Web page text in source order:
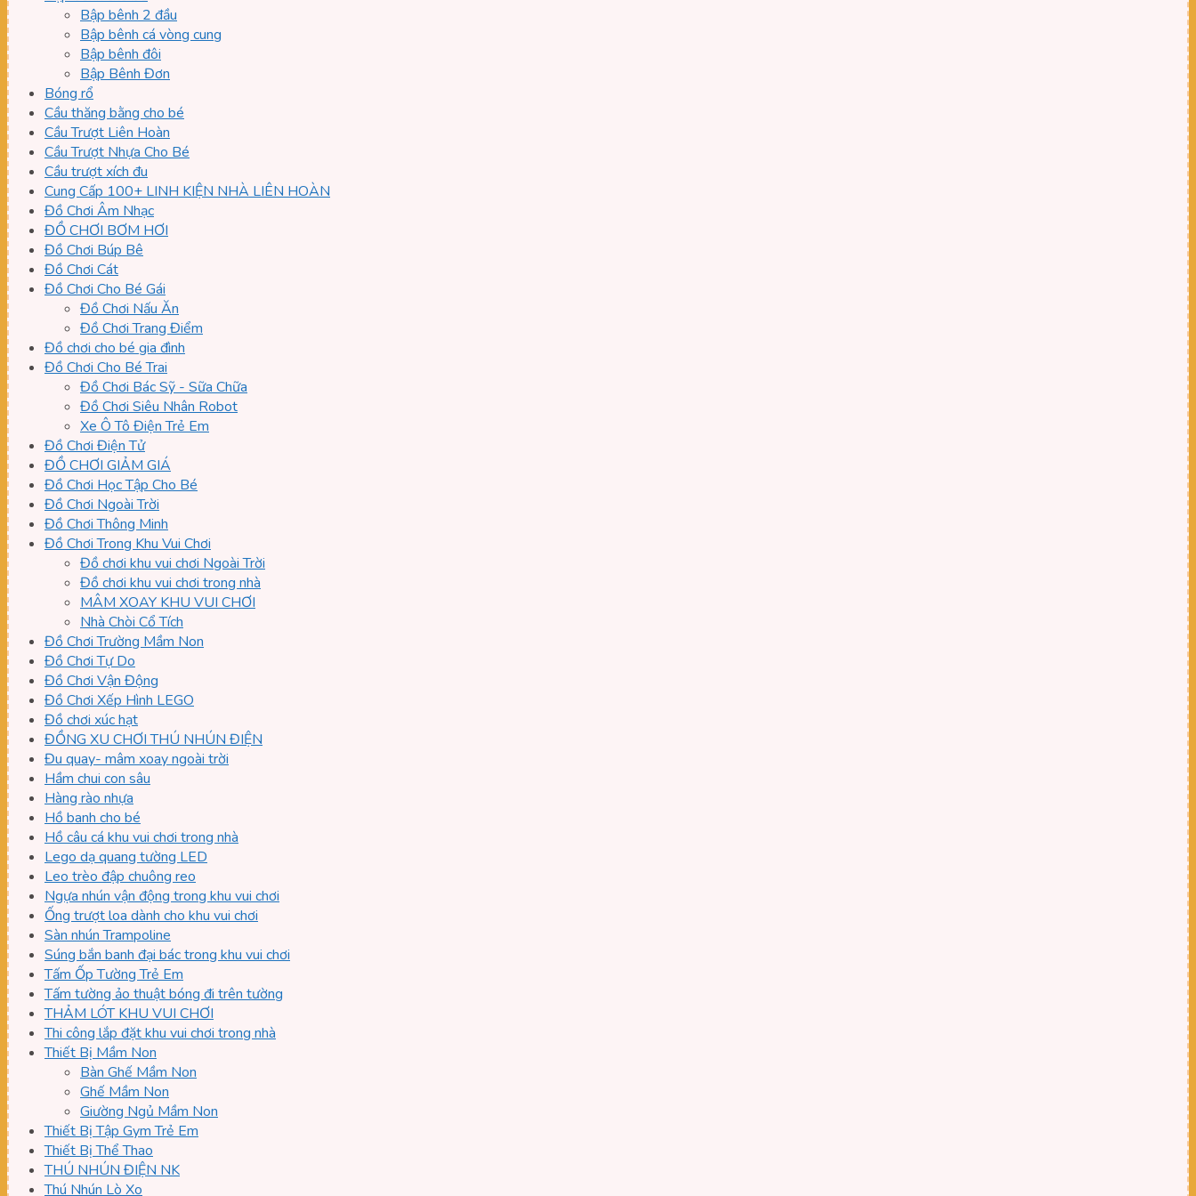
Bập bênh 2 đầu
Bập bênh cá vòng cung
Bập bênh đôi
Bập Bênh Đơn
Bóng rổ
Cầu thăng bằng cho bé
Cầu Trượt Liên Hoàn
Cầu Trượt Nhựa Cho Bé
Cầu trượt xích đu
Cung Cấp 100+ LINH KIỆN NHÀ LIÊN HOÀN
Đồ Chơi Âm Nhạc
ĐỒ CHƠI BƠM HƠI
Đồ Chơi Búp Bê
Đồ Chơi Cát
Đồ Chơi Cho Bé Gái
Đồ Chơi Nấu Ăn
Đồ Chơi Trang Điểm
Đồ chơi cho bé gia đình
Đồ Chơi Cho Bé Trai
Đồ Chơi Bác Sỹ - Sữa Chữa
Đồ Chơi Siêu Nhân Robot
Xe Ô Tô Điện Trẻ Em
Đồ Chơi Điện Tử
ĐỒ CHƠI GIẢM GIÁ
Đồ Chơi Học Tập Cho Bé
Đồ Chơi Ngoài Trời
Đồ Chơi Thông Minh
Đồ Chơi Trong Khu Vui Chơi
Đồ chơi khu vui chơi Ngoài Trời
Đồ chơi khu vui chơi trong nhà
MÂM XOAY KHU VUI CHƠI
Nhà Chòi Cổ Tích
Đồ Chơi Trường Mầm Non
Đồ Chơi Tự Do
Đồ Chơi Vận Động
Đồ Chơi Xếp Hình LEGO
Đồ chơi xúc hạt
ĐỒNG XU CHƠI THÚ NHÚN ĐIỆN
Đu quay- mâm xoay ngoài trời
Hầm chui con sâu
Hàng rào nhựa
Hồ banh cho bé
Hồ câu cá khu vui chơi trong nhà
Lego dạ quang tường LED
Leo trèo đập chuông reo
Ngựa nhún vận động trong khu vui chơi
Ống trượt loa dành cho khu vui chơi
Sàn nhún Trampoline
Súng bắn banh đại bác trong khu vui chơi
Tấm Ốp Tường Trẻ Em
Tấm tường ảo thuật bóng đi trên tường
THẢM LÓT KHU VUI CHƠI
Thi công lắp đặt khu vui chơi trong nhà
Thiết Bị Mầm Non
Bàn Ghế Mầm Non
Ghế Mầm Non
Giường Ngủ Mầm Non
Thiết Bị Tập Gym Trẻ Em
Thiết Bị Thể Thao
THÚ NHÚN ĐIỆN NK
Thú Nhún Lò Xo